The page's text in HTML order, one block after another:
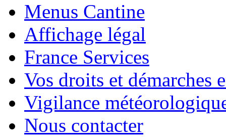
Menus Cantine
Affichage légal
France Services
Vos droits et démarches
Vigilance
Nous contacter